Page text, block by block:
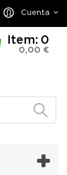
Cuenta
Ítem: 0
0,00 €